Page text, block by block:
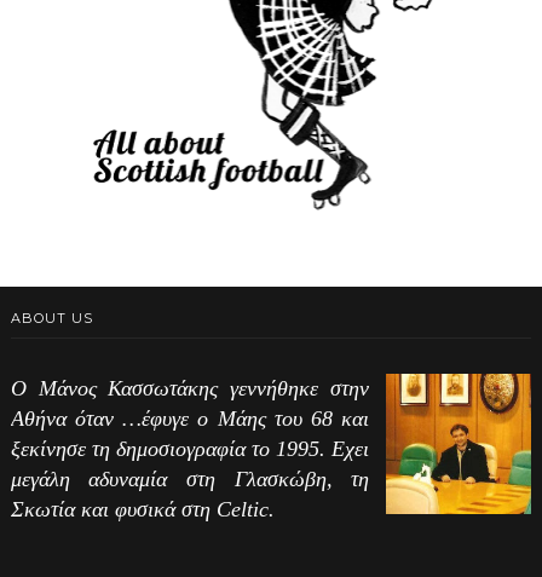
ABOUT US
Ο Μάνος Κασσωτάκης γεννήθηκε στην
Αθήνα όταν …έφυγε ο Μάης του 68 και
ξεκίνησε τη δημοσιογραφία το 1995. Εχει
μεγάλη αδυναμία στη Γλασκώβη, τη
Σκωτία και φυσικά στη Celtic.